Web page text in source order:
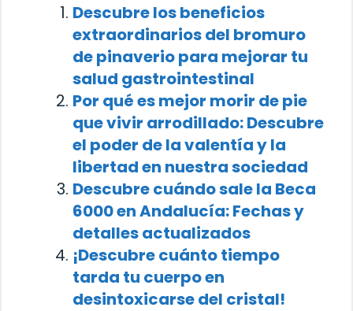
Descubre los beneficios
extraordinarios del bromuro
de pinaverio para mejorar tu
salud gastrointestinal
Por qué es mejor morir de pie
que vivir arrodillado: Descubre
el poder de la valentía y la
libertad en nuestra sociedad
Descubre cuándo sale la Beca
6000 en Andalucía: Fechas y
detalles actualizados
¡Descubre cuánto tiempo
tarda tu cuerpo en
desintoxicarse del cristal!